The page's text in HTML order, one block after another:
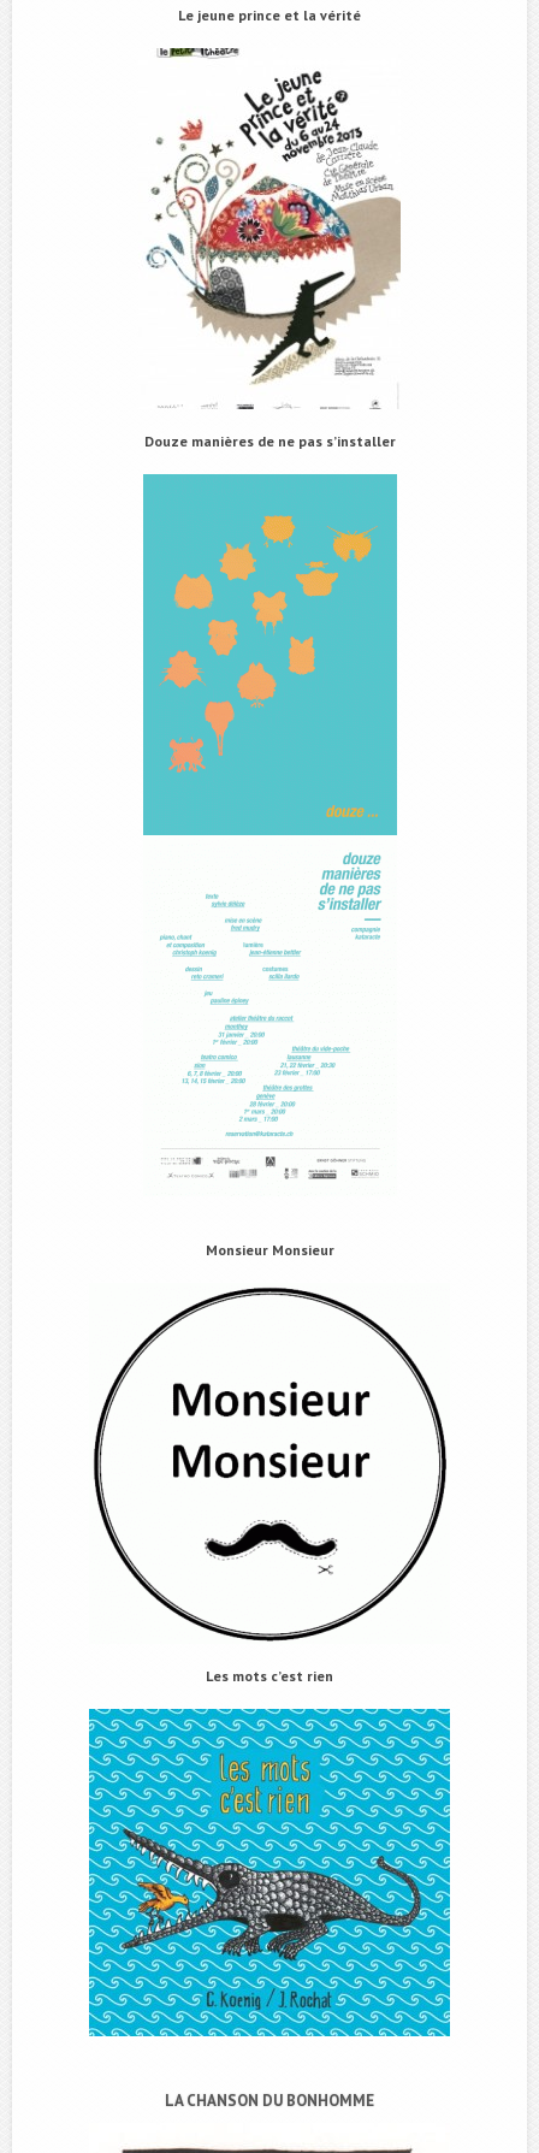
Le jeune prince et la vérité
Douze manières de ne pas s’installer
Monsieur Monsieur
Les mots c’est rien
LA CHANSON DU BONHOMME